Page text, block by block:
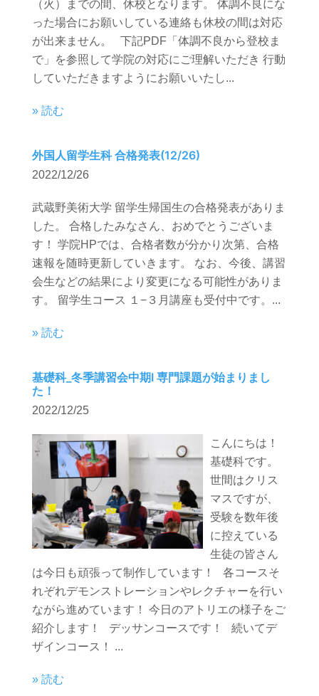
（火）までの間、休校となります。 体調不良にな
った場合にお願いしている連絡も休校の間は対応
が出来ません。 下記PDF「体調不良から登校ま
で」を参照して学院の対応にご理解いただき 行動
していただきますようにお願いいたし...
» 読む
外国人留学生科 合格発表(12/26)
2022/12/26
武蔵野美術大学 留学生帰国生の合格発表がありま
した。 合格したみなさん、おめでとうございま
す！ 学院HPでは、合格者数が分かり次第、合格
速報を随時更新していきます。 なお、今後、講習
会生などの結果により変更になる可能性がありま
す。 留学生コース １−３月講座も受付中です。...
» 読む
基礎科_冬季講習会中期I 専門課題が始まりまし
た！
2022/12/25
こんにちは！
基礎科です。
世間はクリス
マスですが、
受験を数年後
に控えている
生徒の皆さん
は今日も頑張って制作しています！ 各コースそ
れぞれデモンストレーションやレクチャーを行い
ながら進めています！ 今日のアトリエの様子をご
紹介します！ デッサンコースです！ 続いてデ
ザインコース！ ...
» 読む